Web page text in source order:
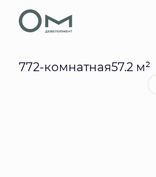
2-комнатная
772-комнатная57.2 м²